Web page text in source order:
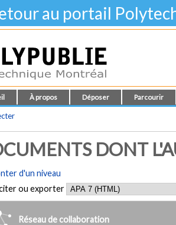
au portail
À propos Déposer Parcourir
DONT
d'un niveau
ou exporter
Réseau de collaboration